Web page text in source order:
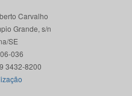
Carvalho
Grande, s/n
SE
036